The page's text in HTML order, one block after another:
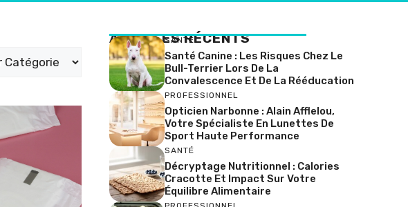
ARTICLES RÉCENTS
SANTÉ
Santé Canine : Les Risques Chez Le
Bull-Terrier Lors De La
Convalescence Et De La Rééducation
PROFESSIONNEL
Opticien Narbonne : Alain Afflelou,
Votre Spécialiste En Lunettes De
Sport Haute Performance
SANTÉ
Décryptage Nutritionnel : Calories
Cracotte Et Impact Sur Votre
Équilibre Alimentaire